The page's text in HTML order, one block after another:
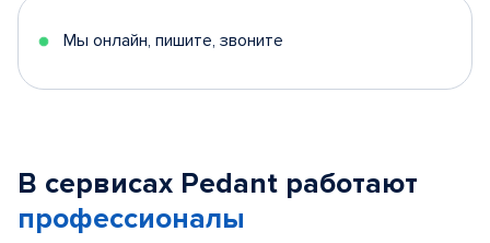
Мы онлайн, пишите, звоните
В сервисах Pedant работают
профессионалы